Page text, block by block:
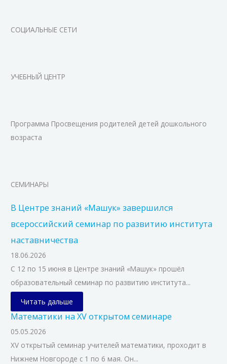
СОЦИАЛЬНЫЕ СЕТИ
УЧЕБНЫЙ ЦЕНТР
Программа Просвещения родителей детей дошкольного
возраста
СЕМИНАРЫ
В Центре знаний «Машук» завершился
всероссийский семинар по развитию института
наставничества
18.06.2026
С 12 по 15 июня в Центре знаний «Машук» прошёл
образовательный семинар по развитию института...
Читать дальше
Математики на XV открытом семинаре
05.05.2026
XV открытый семинар учителей математики, проходит в
Нижнем Новгороде с 1 по 6 мая. Он...